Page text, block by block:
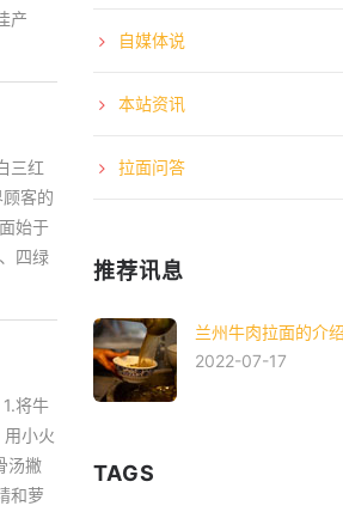
产
三红
客的
始于
四绿
将牛
小火
汤撇
和萝
自媒体说
本站资讯
拉面问答
推荐讯息
兰州牛肉拉面的介绍
2022-07-17
TAGS